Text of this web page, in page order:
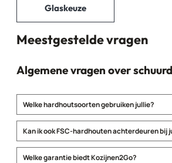
Glaskeuze
Meestgestelde vragen
Algemene vragen over
Welke hardhoutsoorten gebruiken jullie?
Kan ik ook FSC-hardhouten achterdeuren bij
Welke garantie biedt Kozijnen2Go?